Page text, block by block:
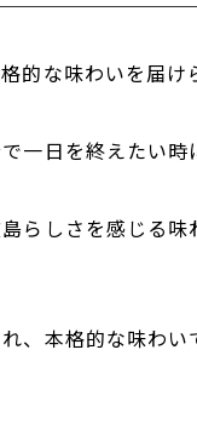
的な味わいを届け
一日を終えたい時
らしさを感じる
、本格的な味わい